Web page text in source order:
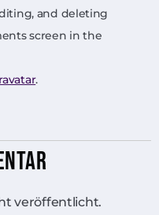
and deleting
screen in the
.
veröffentlicht.